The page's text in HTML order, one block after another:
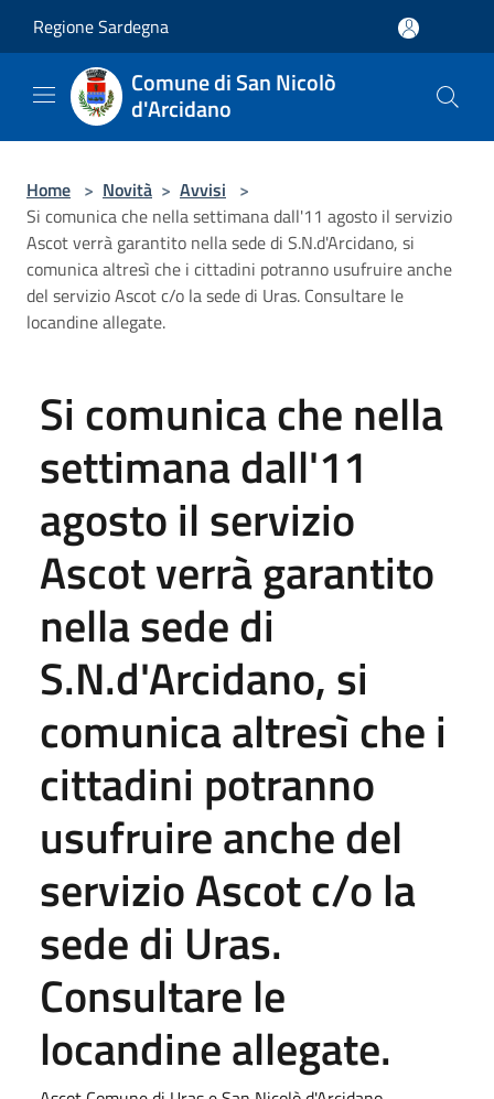
Regione Sardegna
Comune di San Nicolò
d'Arcidano
Home > Novità > Avvisi >
Si comunica che nella settimana dall'11 agosto il servizio
Ascot verrà garantito nella sede di S.N.d'Arcidano, si
comunica altresì che i cittadini potranno usufruire anche
del servizio Ascot c/o la sede di Uras. Consultare le
locandine allegate.
Si comunica che nella
settimana dall'11
agosto il servizio
Ascot verrà garantito
nella sede di
S.N.d'Arcidano, si
comunica altresì che i
cittadini potranno
usufruire anche del
servizio Ascot c/o la
sede di Uras.
Consultare le
locandine allegate.